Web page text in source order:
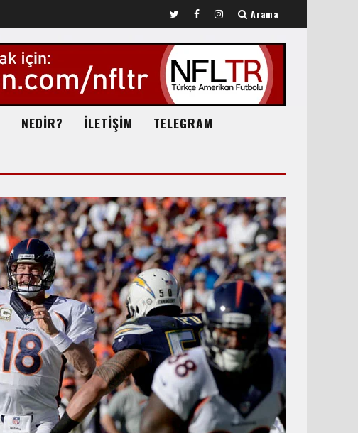
Arama
NEDİR? İLETİŞİM
TELEGRAM